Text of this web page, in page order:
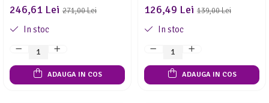
271,00 Lei
246,61 Lei
In stoc
ADAUGA IN COS
139,00 Lei
126,49 Lei
In stoc
ADAUGA IN COS